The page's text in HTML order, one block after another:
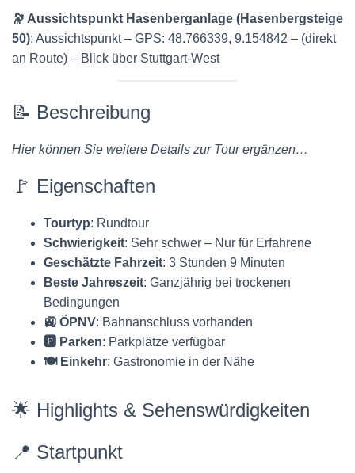
🔭 Aussichtspunkt Hasenberganlage (Hasenbergsteige
50): Aussichtspunkt – GPS: 48.766339, 9.154842 – (direkt
an Route) – Blick über Stuttgart-West
📝 Beschreibung
Hier können Sie weitere Details zur Tour ergänzen…
🚩 Eigenschaften
Tourtyp: Rundtour
Schwierigkeit: Sehr schwer – Nur für Erfahrene
Geschätzte Fahrzeit: 3 Stunden 9 Minuten
Beste Jahreszeit: Ganzjährig bei trockenen
Bedingungen
🚉 ÖPNV: Bahnanschluss vorhanden
🅿️ Parken: Parkplätze verfügbar
🍽️ Einkehr: Gastronomie in der Nähe
🌟 Highlights & Sehenswürdigkeiten
📍 Startpunkt